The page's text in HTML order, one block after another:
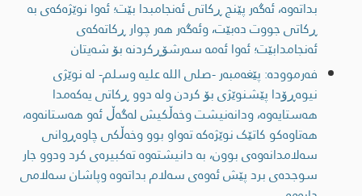
بداتەوە، ئەگەر پێنج ڕکاتی ئەنجامبدا بێت؛ ئەوا نوێژەکەى بە
ڕکاتی جووت دەبێت، وئەگەر هەر چوار ڕکاتەکەی
ئەنجامدابێت؛ ئەوا ئەمە سەرشۆڕکردنە بۆ شەیتان
فەرموودە: پێغەمبەر -صلى اللە علیە وسلم- لە نوێژی
نیوەڕۆدا پێشنوێژی بۆ کردن ولە دوو ڕکاتی یەکەمدا
هەستایەوە، ودانەنیشت وخەڵکیش لەگەڵ ئەو هەستانەوە،
هەتاوەکو کاتێک نوێژەکە تەواو بوو وخەڵکی چاوەڕوانى
سەلامدانەوەى بوون، بە دانیشتەوە تەکبیرەی کرد ودوو جار
سوجدەی برد پێش ئەوەى سەلام بداتەوە وپاشان سەلامی